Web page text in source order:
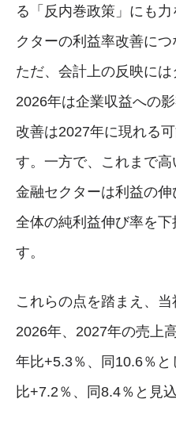
る「反内巻政策」にも
クターの利益率改善につ
ただ、会計上の反映には
2026年は企業収益への
改善は2027年に現れる
す。一方で、これまで
金融セクターは利益の
全体の純利益伸び率を
す。
これらの点を踏まえ、
2026年、2027年の売上
年比+5.3％、同10.6％
比+7.2％、同8.4％と見